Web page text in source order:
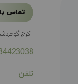
تماس
کرج،
تلفن